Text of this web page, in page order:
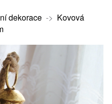
dekorace-> Kovová